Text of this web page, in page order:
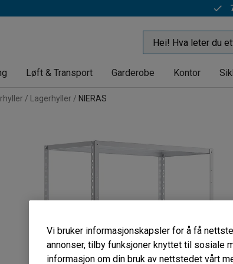
Løft & Transport Garderobe Kontor
Lagerhyller NIERAS
Vi bruker informasjonskapsler for å få
annonser, tilby funksjoner knyttet til sosiale
informasjon om din bruk av nettstedet vårt